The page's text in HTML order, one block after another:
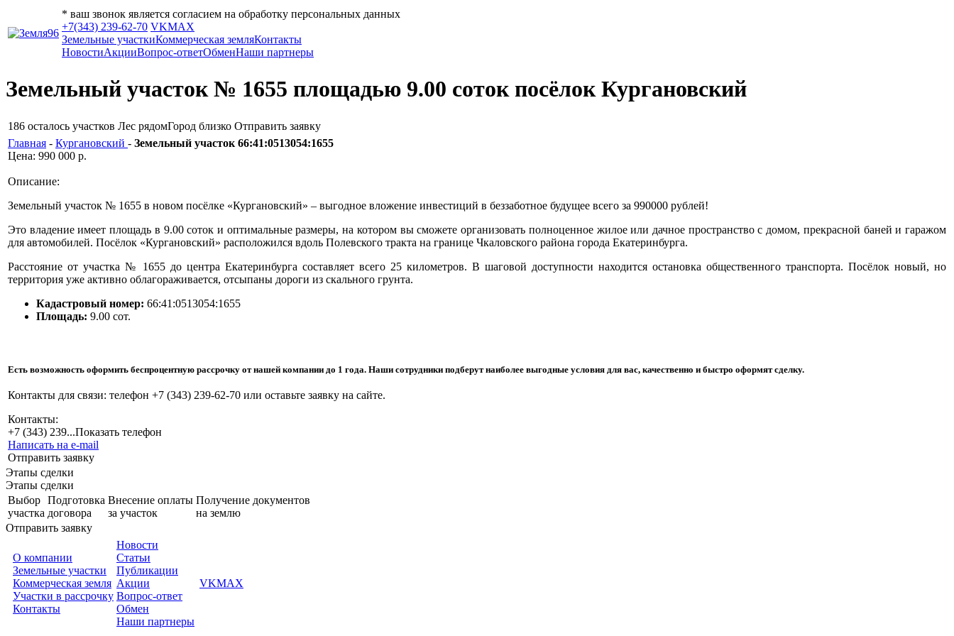
* ваш звонок является согласием на обработку персональных данных
+7(343) 239-62-70 VKMAX
Земельные участкиКоммерческая земляКонтакты
НовостиАкцииВопрос-ответОбменНаши партнеры
Земельный участок № 1655 площадью 9.00 соток посёлок Кургановский
186 осталось участков Лес рядомГород близко Отправить заявку
Главная - Кургановский - Земельный участок 66:41:0513054:1655
Цена: 990 000 р.
Описание:
Земельный участок № 1655 в новом посёлке «Кургановский» – выгодное вложение инвестиций в беззаботное будущее всего за 990000 рублей!
Это владение имеет площадь в 9.00 соток и оптимальные размеры, на котором вы сможете организовать полноценное жилое или дачное пространство с домом, прекрасной баней и гаражом
для автомобилей. Посёлок «Кургановский» расположился вдоль Полевского тракта на границе Чкаловского района города Екатеринбурга.
Расстояние от участка № 1655 до центра Екатеринбурга составляет всего 25 километров. В шаговой доступности находится остановка общественного транспорта. Посёлок новый, но
территория уже активно облагораживается, отсыпаны дороги из скального грунта.
Кадастровый номер: 66:41:0513054:1655
Площадь: 9.00 сот.
Есть возможность оформить беспроцентную рассрочку от нашей компании до 1 года. Наши сотрудники подберут наиболее выгодные условия для вас, качественно и быстро оформят сделку.
Контакты для связи: телефон +7 (343) 239-62-70 или оставьте заявку на сайте.
Контакты:
+7 (343) 239...Показать телефон
Написать на e-mail
Отправить заявку
Этапы сделки
Этапы сделки
Выбор
участка
Подготовка
договора
Внесение оплаты
за участок
Получение документов
на землю
Отправить заявку
О компании
Земельные участки
Коммерческая земля
Участки в рассрочку
Контакты
Новости
Статьи
Публикации
Акции
Вопрос-ответ
Обмен
Наши партнеры
VKMAX